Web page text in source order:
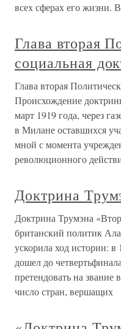
всех сферах его жизни.
Глава вторая
социальная
Глава вторая
Происхождение
март 1919 года, через
в Милане оставшихся
мной с момента
революционного
Доктрина
Доктрина Трумэна
британский политик
ускорила ход истории: в
дошел до
претендовать на
число стран, вершащих